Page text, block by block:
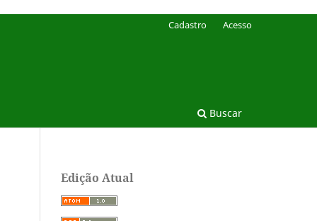
Buscar
Cadastro Acesso
Edição Atual